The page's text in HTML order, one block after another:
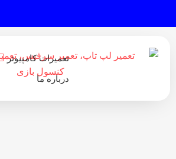
تعمیرات کامپیوتر
درباره ما